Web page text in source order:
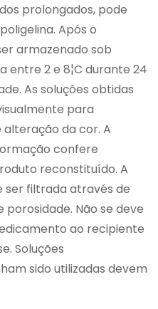
prolongados, pode
Após o
armazenado sob
2 e 8¦C durante 24
As soluções obtidas
para
da cor. A
confere
reconstituído. A
ser filtrada através de
Não se deve
ao recipiente
Soluções
sido utilizadas devem